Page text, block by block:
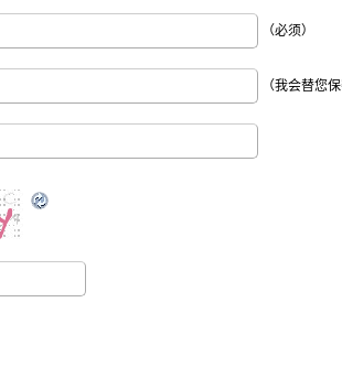
（必须）
（我会替您